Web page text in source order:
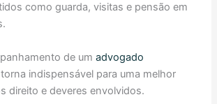
como guarda, visitas e pensão em
de umadvogado
indispensável para uma melhor
direito e deveres envolvidos.